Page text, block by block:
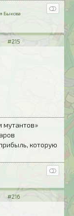
Быкова
#215
мутантов»
которую
#216